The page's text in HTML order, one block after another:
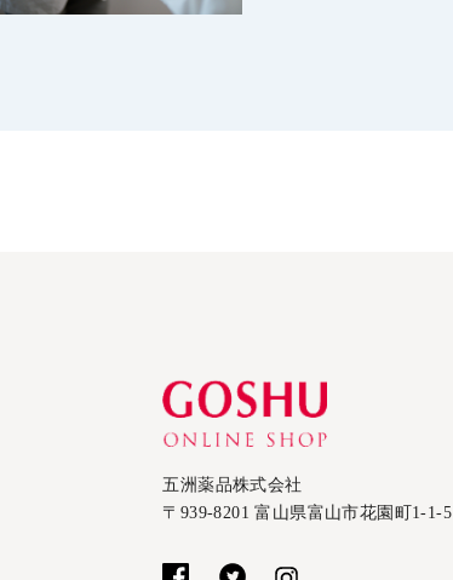
五洲薬品株式会社
〒939-8201 富山県富山市花園町1-1-5